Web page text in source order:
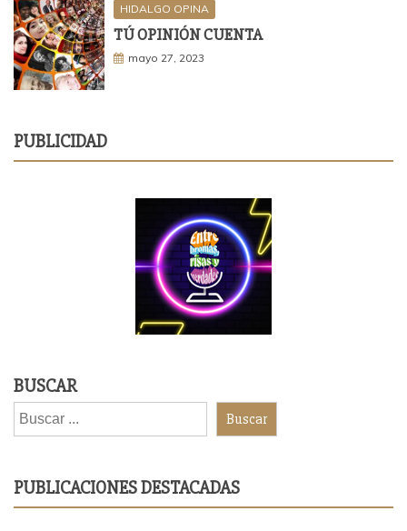
HIDALGO OPINA
TÚ OPINIÓN CUENTA
mayo 27, 2023
PUBLICIDAD
BUSCAR
Buscar
PUBLICACIONES DESTACADAS